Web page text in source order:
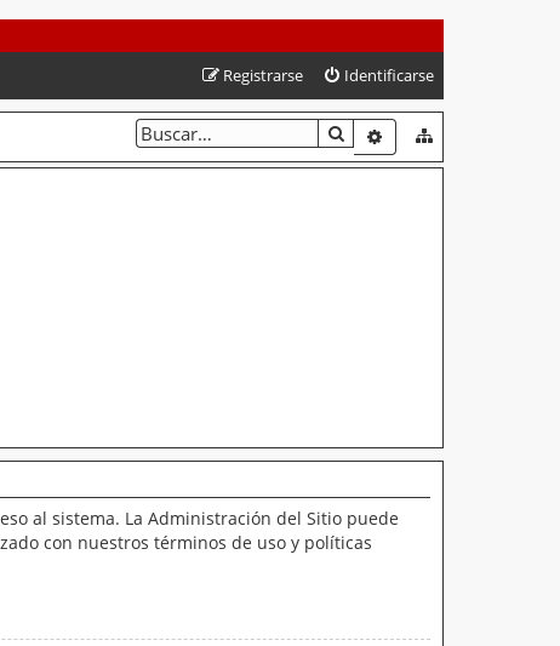
Identificarse
Registrarse
BUSCARBÚSQUEDA
al sistema. La Administración del Sitio puede
con nuestros términos de uso y políticas